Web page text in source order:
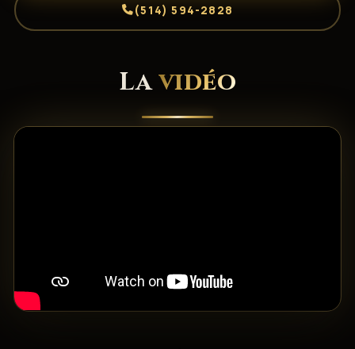
(514) 594-2828
Lavidéo